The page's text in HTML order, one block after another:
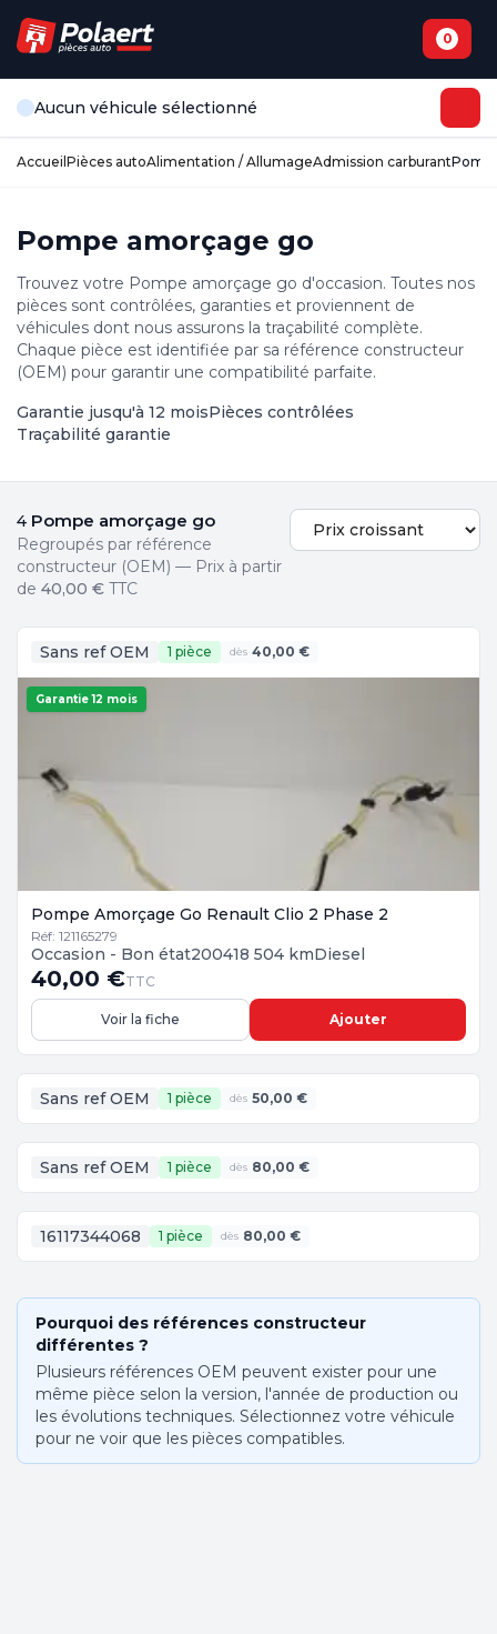
0
Aucun véhicule sélectionné
Accueil Pièces autoAlimentation / AllumageAdmission carburant
Pompe amorçage go
Trouvez votre Pompe amorçage go d'occasion. Toutes nos
pièces sont contrôlées, garanties et proviennent de
véhicules dont nous assurons la traçabilité complète.
Chaque pièce est identifiée par sa référence constructeur
(OEM) pour garantir une compatibilité parfaite.
Garantie jusqu'à 12 moisPièces contrôlées
Traçabilité garantie
4 Pompe amorçage go
Regroupés par référence
constructeur (OEM) — Prix à partir
de 40,00 € TTC
Sans ref OEM 1 pièce dès 40,00 €
Garantie 12 mois
Pompe Amorçage Go Renault Clio 2 Phase 2
Réf: 121165279
Occasion - Bon état200418 504 kmDiesel
40,00 €TTC
Voir la fiche Ajouter
Sans ref OEM 1 pièce dès 50,00 €
Sans ref OEM 1 pièce dès 80,00 €
16117344068 1 pièce dès 80,00 €
Pourquoi des références constructeur
différentes ?
Plusieurs références OEM peuvent exister pour une
même pièce selon la version, l'année de production ou
les évolutions techniques. Sélectionnez votre véhicule
pour ne voir que les pièces compatibles.